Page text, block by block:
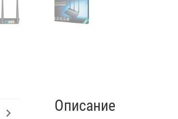
Описание